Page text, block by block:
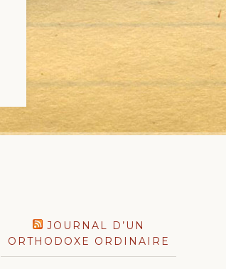
JOURNAL D’UN
ORTHODOXE ORDINAIRE